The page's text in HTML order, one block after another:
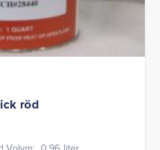
röd